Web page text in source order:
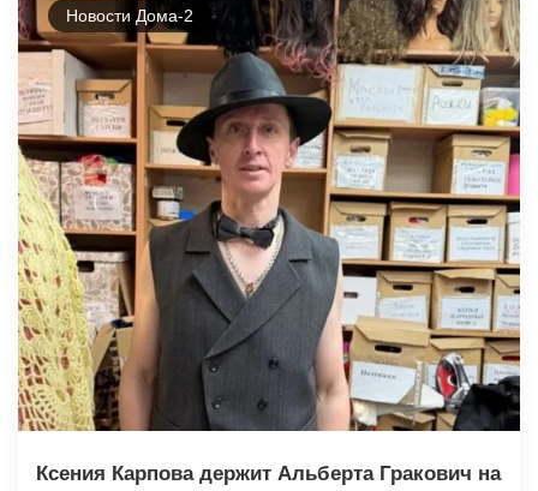
Новости Дома-2
Ксения Карпова держит Альберта Гракович на